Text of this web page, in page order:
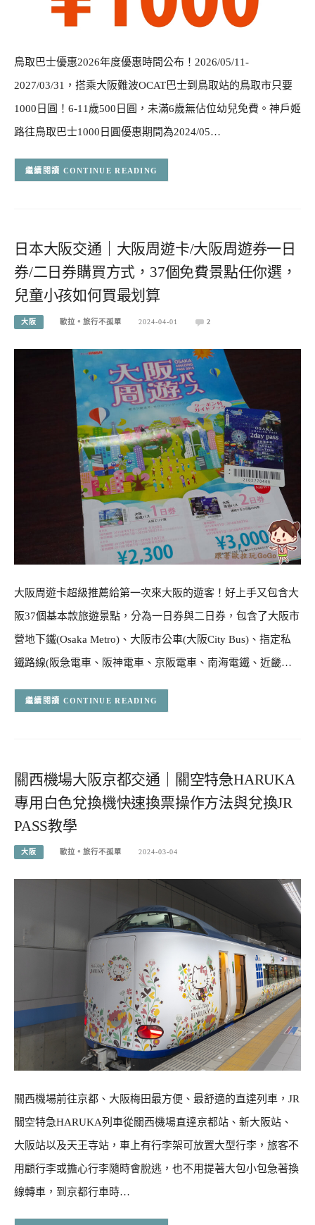
鳥取巴士優惠2026年度優惠時間公布！2026/05/11-
2027/03/31，搭乘大阪難波OCAT巴士到鳥取站的鳥取市只要
1000日圓！6-11歲500日圓，未滿6歲無佔位幼兒免費。神戶姬
路往鳥取巴士1000日圓優惠期間為2024/05…
CONTINUE READING
日本大阪交通｜大阪周遊卡/大阪周遊券一日
券/二日券購買方式，37個免費景點任你選，
兒童小孩如何買最划算
大阪 歐拉。旅行不孤單 2024-04-01 2
大阪周遊卡超級推薦給第一次來大阪的遊客！好上手又包含大
阪37個基本款旅遊景點，分為一日券與二日券，包含了大阪市
營地下鐵(Osaka Metro)、大阪市公車(大阪City Bus)、指定私
鐵路線(阪急電車、阪神電車、京阪電車、南海電鐵、近畿…
CONTINUE READING
關西機場大阪京都交通｜關空特急HARUKA
專用白色兌換機快速換票操作方法與兌換JR
PASS教學
大阪 歐拉。旅行不孤單 2024-03-04
關西機場前往京都、大阪梅田最方便、最舒適的直達列車，JR
關空特急HARUKA列車從關西機場直達京都站、新大阪站、
大阪站以及天王寺站，車上有行李架可放置大型行李，旅客不
用顧行李或擔心行李隨時會脫逃，也不用提著大包小包急著換
線轉車，到京都行車時…